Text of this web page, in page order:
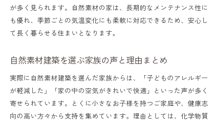
が多く見られます。自然素材の家は、長期的なメンテナンス性に
も優れ、季節ごとの気温変化にも柔軟に対応できるため、安心し
て長く暮らせる住まいとなります。
自然素材建築を選ぶ家族の声と理由まとめ
実際に自然素材建築を選んだ家族からは、「子どものアレルギー
が軽減した」「家の中の空気がきれいで快適」といった声が多く
寄せられています。とくに小さなお子様を持つご家庭や、健康志
向の高い方々から支持を集めています。理由としては、化学物質